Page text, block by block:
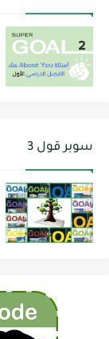
سوبر قول 3